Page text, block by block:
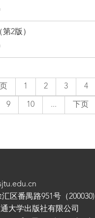
2版）
1 2 3 4
9 10 ... 下页
区番禺路951号（200030)
大学出版社有限公司